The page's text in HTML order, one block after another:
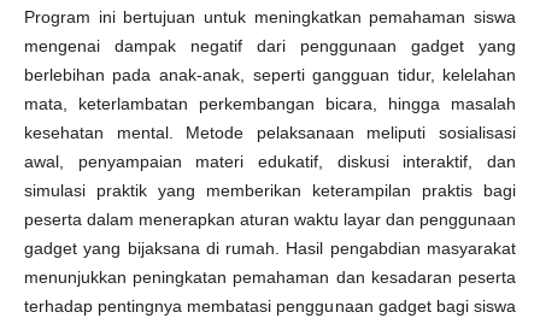
Program ini bertujuan untuk meningkatkan pemahaman siswa
mengenai dampak negatif dari penggunaan gadget yang
berlebihan pada anak-anak, seperti gangguan tidur, kelelahan
mata, keterlambatan perkembangan bicara, hingga masalah
kesehatan mental. Metode pelaksanaan meliputi sosialisasi
awal, penyampaian materi edukatif, diskusi interaktif, dan
simulasi praktik yang memberikan keterampilan praktis bagi
peserta dalam menerapkan aturan waktu layar dan penggunaan
gadget yang bijaksana di rumah. Hasil pengabdian masyarakat
menunjukkan peningkatan pemahaman dan kesadaran peserta
terhadap pentingnya membatasi penggunaan gadget bagi siswa